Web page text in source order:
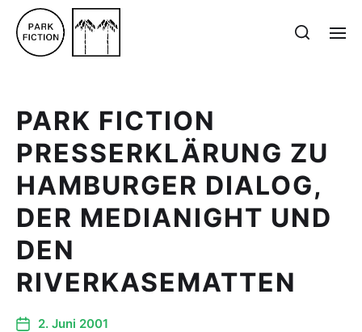
PARK FICTION
PRESSERKLÄRUNG ZU
HAMBURGER DIALOG,
DER MEDIANIGHT UND
DEN
RIVERKASEMATTEN
2. Juni 2001